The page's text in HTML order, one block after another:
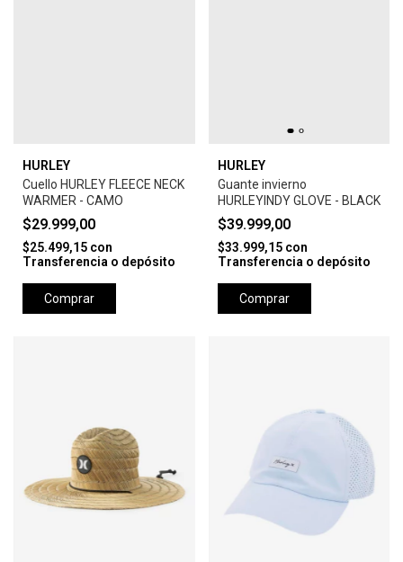
HURLEY
Cuello HURLEY FLEECE NECK
WARMER - CAMO
$29.999,00
$25.499,15 con
Transferencia o depósito
Comprar
HURLEY
Guante invierno
HURLEYINDY GLOVE - BLACK
$39.999,00
$33.999,15 con
Transferencia o depósito
Comprar